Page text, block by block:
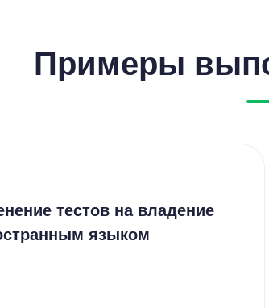
Примеры
тестов на владение
языком